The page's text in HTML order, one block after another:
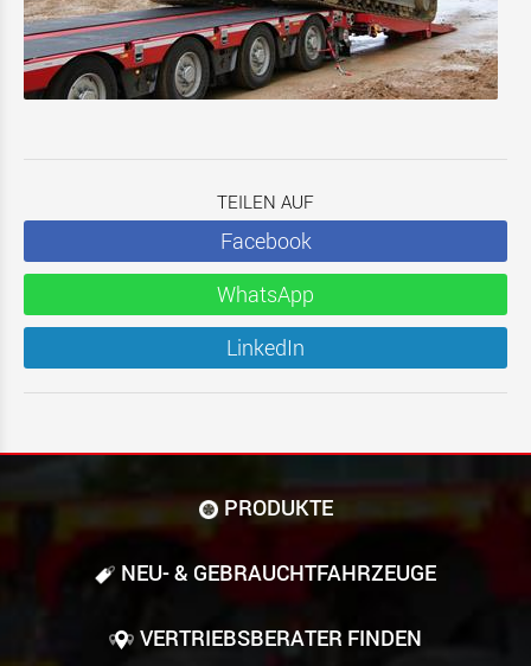
TEILEN AUF
Facebook
WhatsApp
LinkedIn
PRODUKTE
NEU- & GEBRAUCHT­FAHRZEUGE
VERTRIEBSBERATER FINDEN